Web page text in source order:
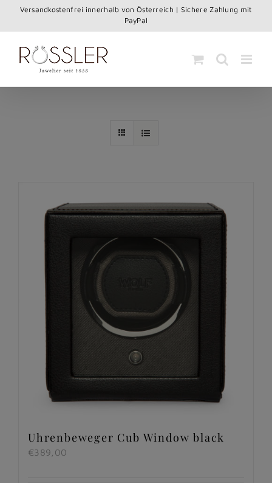
content
Versandkostenfrei innerhalb von Österreich | Sichere Zahlung mit
PayPal
Uhrenbeweger Cub Window black
€389,00